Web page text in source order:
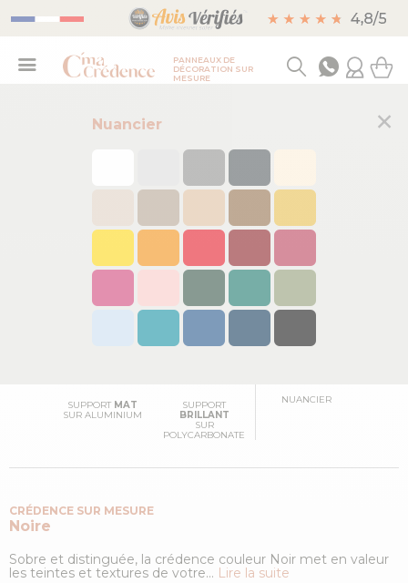
PANNEAUX DE
DÉCORATION SUR
MESURE
Nuancier ×
FORMAT
FORMAT FRISE
SUPPORT MAT
SUR ALUMINIUM
SUPPORT
BRILLANT
SUR
POLYCARBONATE
NUANCIER
CRÉDENCE SUR MESURE
Noire
Sobre et distinguée, la crédence couleur Noir met en valeur
les teintes et textures de votre... Lire la suite